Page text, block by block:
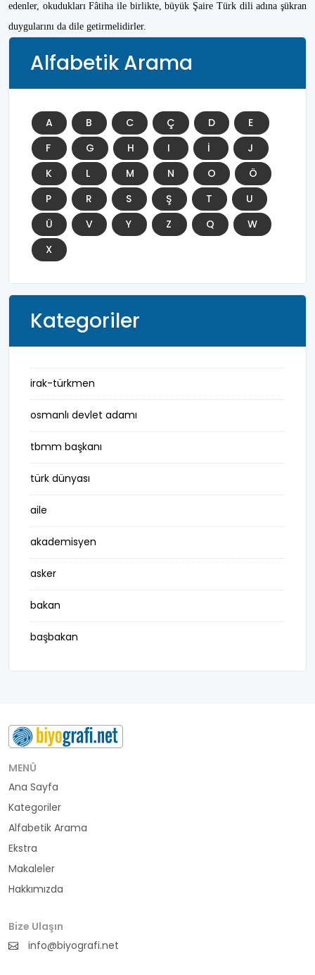
edenler, okudukları Fâtiha ile birlikte, büyük Şaire Türk dili adına şükran
duygularını da dile getirmelidirler.
Alfabetik Arama
A B C Ç D
E
F
G H I İ
J
K
L M N O
Ö
P
R S Ş T
U
Ü
V Y Z Q
W
X
Kategoriler
irak-türkmen
osmanlı devlet adamı
tbmm başkanı
türk dünyası
aile
akademisyen
asker
bakan
başbakan
belediye başkanı
buluş
bürokrat
büyükelçi
cumhurbaşkanı
din adamı
doktor
fotoğrafçı
MENÜ
Ana Sayfa
Kategoriler
Alfabetik Arama
Ekstra
Makaleler
Hakkımızda
Bize Ulaşın
info@biyografi.net